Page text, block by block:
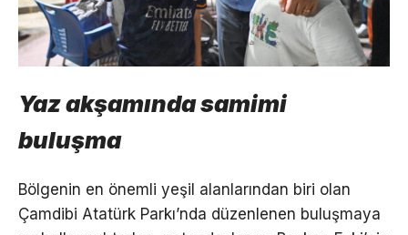
Yaz akşamında samimi
buluşma
Bölgenin en önemli yeşil alanlarından biri olan
Çamdibi Atatürk Parkı’nda düzenlenen buluşmaya